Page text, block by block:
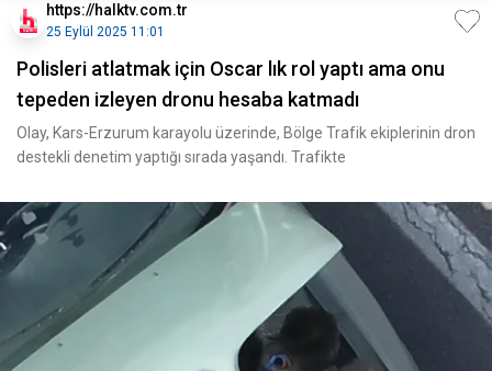
https://halktv.com.tr
25 Eylül 2025 11:01
Polisleri atlatmak için Oscar lık rol yaptı ama onu
tepeden izleyen dronu hesaba katmadı
Olay, Kars-Erzurum karayolu üzerinde, Bölge Trafik ekiplerinin dron
destekli denetim yaptığı sırada yaşandı. Trafikte